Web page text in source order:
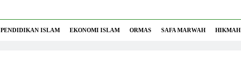
PENDIDIKAN ISLAM EKONOMI ISLAM ORMAS SAFA MARWAH HIKMAH